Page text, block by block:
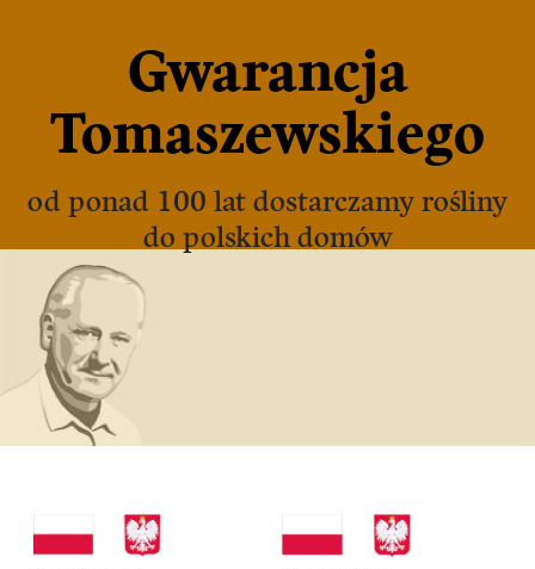
Gwarancja
Tomaszewskiego
od ponad 100 lat dostarczamy rośliny
do polskich domów